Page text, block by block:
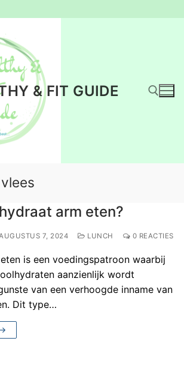
& FIT GUIDE
arm eten?
7, 2024 LUNCH 0 REACTIES
is een voedingspatroon waarbij
aanzienlijk wordt
van een verhoogde inname van
Dit type…